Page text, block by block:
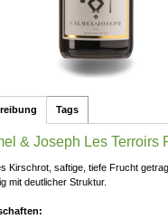
Tags
& Joseph Les Terroirs
Kirschrot, saftige, tiefe Frucht
mit deutlicher Struktur.